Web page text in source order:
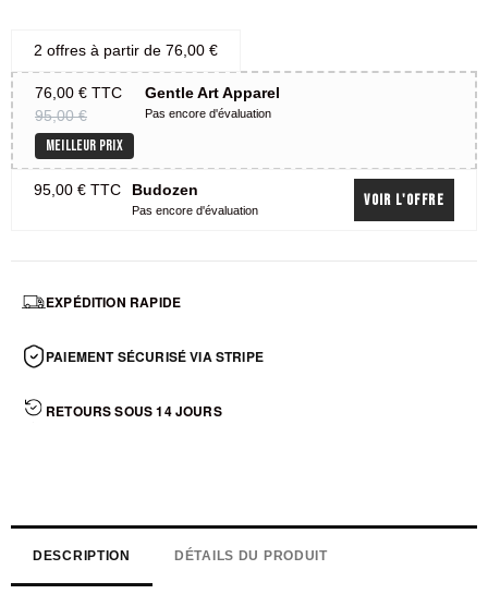
2 offres à partir de 76,00 €
76,00 € TTC
95,00 €
MEILLEUR PRIX
Gentle Art Apparel
Pas encore d'évaluation
95,00 € TTC Budozen
Pas encore d'évaluation
Voir l'offre
EXPÉDITION RAPIDE
PAIEMENT SÉCURISÉ VIA STRIPE
RETOURS SOUS 14 JOURS
DESCRIPTION DÉTAILS DU PRODUIT